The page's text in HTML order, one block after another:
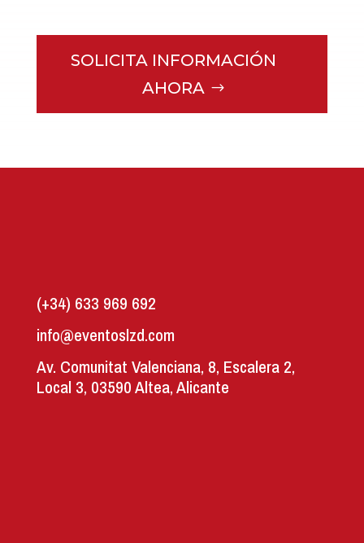
SOLICITA INFORMACIÓN
AHORA
(+34) 633 969 692
info@eventoslzd.com
Av. Comunitat Valenciana, 8, Escalera 2,
Local 3, 03590 Altea, Alicante